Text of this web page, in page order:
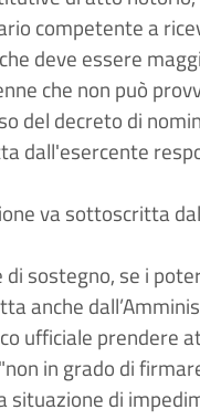
competente a
deve essere
che non può
del decreto di
dall'esercente
va sottoscritta
sostegno, se i
anche
ufficiale prendere
in grado di
situazione di